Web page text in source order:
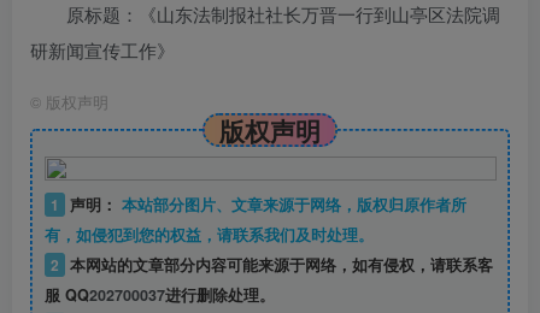
原标题：《山东法制报社社长万晋一行到山亭区法院调
研新闻宣传工作》
© 版权声明
版权声明
1 声明： 本站部分图片、文章来源于网络，版权归原作者所
有，如侵犯到您的权益，请联系我们及时处理。
2 本网站的文章部分内容可能来源于网络，如有侵权，请联系客
服 QQ202700037进行删除处理。